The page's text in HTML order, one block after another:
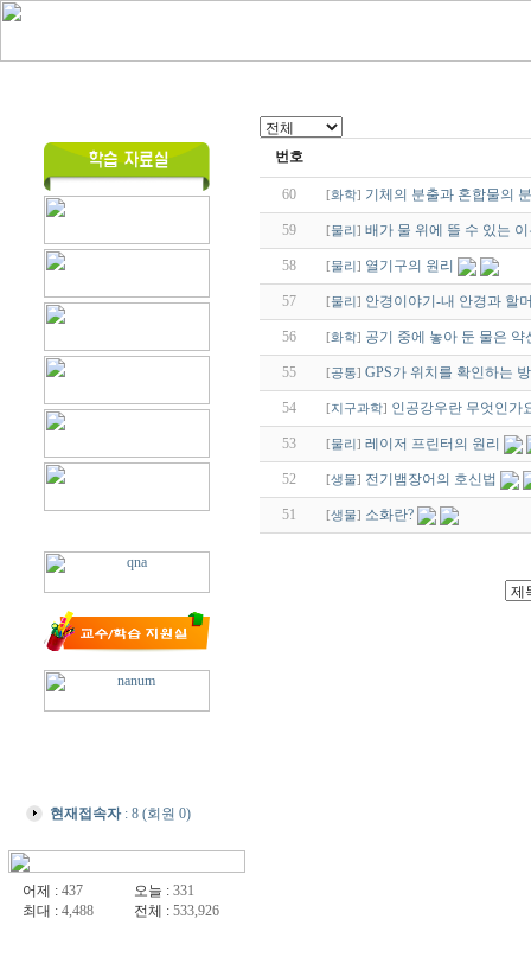
현재접속자: 8 (회원 0)
어제 : 437 오늘 : 331
최대 : 4,488 전체 : 533,926
번호
60 [화학] 기체의 분출과 혼합물의
59 [물리 ] 배가 물 위에 뜰 수 있는
58 [물리 ] 열기구의 원리
57 [물리 ] 안경이야기-내 안경과 할
56 [화학] 공기 중에 놓아 둔 물은 약
55 [공통] GPS가 위치를 확인하는
54 [지구과학] 인공강우란 무엇인가
53 [물리 ] 레이저 프린터의 원리
52 [생물] 전기뱀장어의 호신법
51 [생물] 소화란?